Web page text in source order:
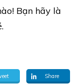
Bạn hãy là
Share